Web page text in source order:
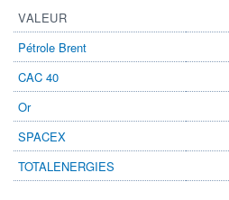
VALEUR
Pétrole Brent
CAC 40
Or
SPACEX
TOTALENERGIES